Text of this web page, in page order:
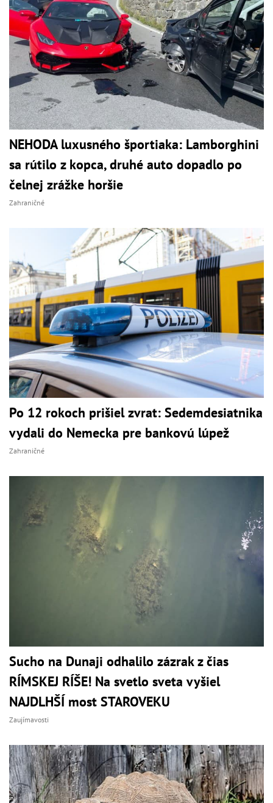
NEHODA luxusného športiaka: Lamborghini
sa rútilo z kopca, druhé auto dopadlo po
čelnej zrážke horšie
Zahraničné
Po 12 rokoch prišiel zvrat: Sedemdesiatnika
vydali do Nemecka pre bankovú lúpež
Zahraničné
Sucho na Dunaji odhalilo zázrak z čias
RÍMSKEJ RÍŠE! Na svetlo sveta vyšiel
NAJDLHŠÍ most STAROVEKU
Zaujímavosti